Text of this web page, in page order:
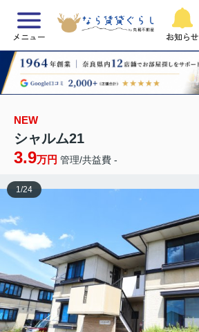
メニュー お知らせ
NEW
シャルム21
3.9万円 管理/共益費 -
1/24